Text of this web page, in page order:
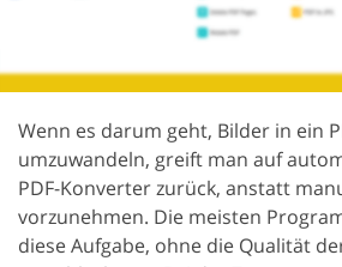
Wenn es darum geht, Bilder in ein
umzuwandeln, greift man auf
PDF-Konverter zurück, anstatt
vorzunehmen. Die meisten
diese Aufgabe, ohne die Qualität